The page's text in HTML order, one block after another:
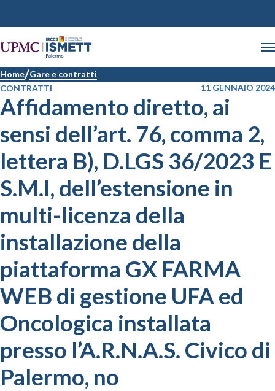
Home Gare e contratti
CONTRATTI
11 GENNAIO 2024
Affidamento diretto, ai
sensi dell’art. 76, comma 2,
lettera B), D.LGS 36/2023 E
S.M.I, dell’estensione in
multi-licenza della
installazione della
piattaforma GX FARMA
WEB di gestione UFA ed
Oncologica installata
presso l’A.R.N.A.S. Civico di
Palermo, no